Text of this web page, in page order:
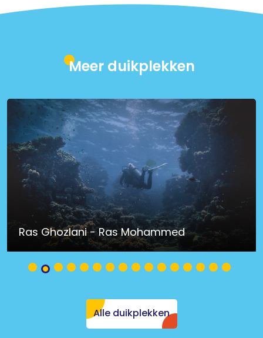
Meer duikplekken
Ras Ghozlani - Ras Mohammed
Alle duikplekken